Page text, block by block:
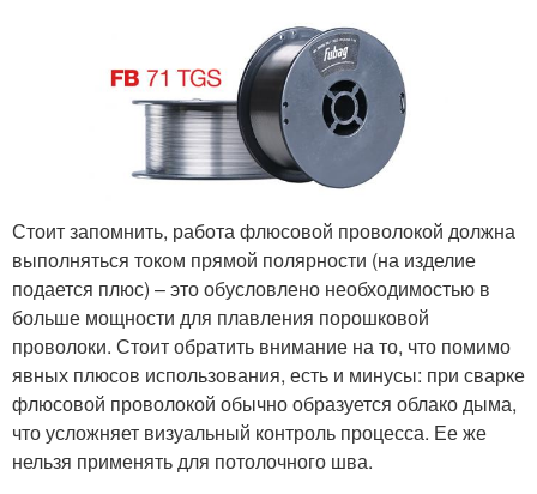
Стоит запомнить, работа флюсовой проволокой должна
выполняться током прямой полярности (на изделие
подается плюс) – это обусловлено необходимостью в
больше мощности для плавления порошковой
проволоки. Стоит обратить внимание на то, что помимо
явных плюсов использования, есть и минусы: при сварке
флюсовой проволокой обычно образуется облако дыма,
что усложняет визуальный контроль процесса. Ее же
нельзя применять для потолочного шва.